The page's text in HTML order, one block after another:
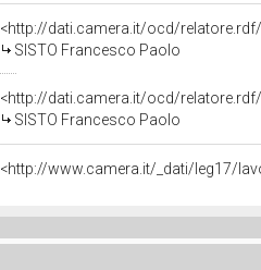
<http://dati.camera.it/ocd/
SISTO Francesco Paolo
<http://dati.camera.it/ocd/
SISTO Francesco Paolo
<http://www.camera.it/_dati/leg17/